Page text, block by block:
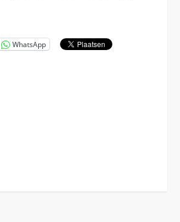
WhatsApp